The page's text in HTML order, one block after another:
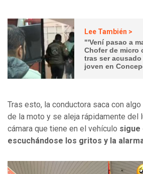
Lee También >
"'Vení pasao a
Chofer de micro
tras ser
joven en
Tras esto, la conductora saca con
de la moto y se aleja rápidamente del
cámara que tiene en el vehículo sigue
escuchándose los gritos y la